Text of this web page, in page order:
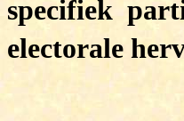
specifiek
electorale